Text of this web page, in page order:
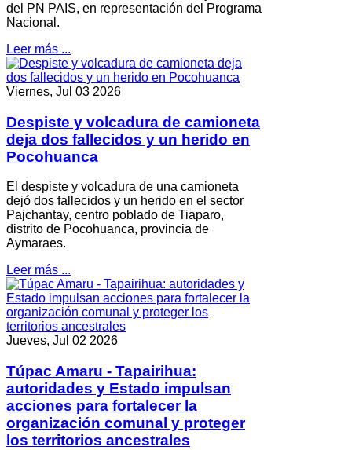
del PN PAIS, en representación del Programa
Nacional.
Leer más ...
Viernes, Jul 03 2026
Despiste y volcadura de camioneta
deja dos fallecidos y un herido en
Pocohuanca
El despiste y volcadura de una camioneta
dejó dos fallecidos y un herido en el sector
Pajchantay, centro poblado de Tiaparo,
distrito de Pocohuanca, provincia de
Aymaraes.
Leer más ...
Jueves, Jul 02 2026
Túpac Amaru - Tapairihua:
autoridades y Estado impulsan
acciones para fortalecer la
organización comunal y proteger
los territorios ancestrales